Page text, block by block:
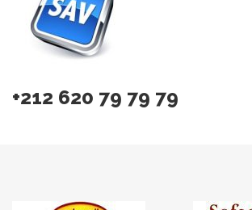
+212 620 79 79 79